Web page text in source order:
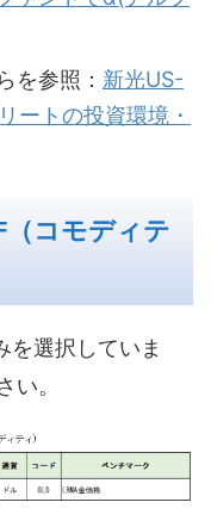
を参照： 新光US-
ートの投資環境・
（コモディテ
を選択していま
い。